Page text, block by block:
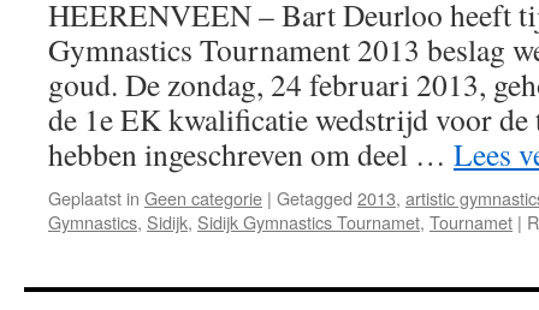
HEERENVEEN – Bart Deurloo heeft
Gymnastics Tournament 2013 beslag
goud. De zondag, 24 februari 2013,
de 1e EK kwalificatie wedstrijd voor
hebben ingeschreven om deel … Lees
Geplaatst in Geen categorie | Getagged 2013, artistic
Gymnastics, Sidijk, Sidijk Gymnastics Tournamet, Tournamet |